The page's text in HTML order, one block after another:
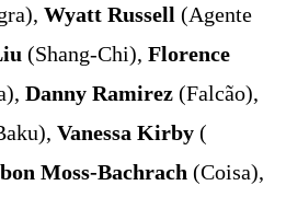
Wyatt Russell (Agente
(Shang-Chi), Florence
Danny Ramirez (Falcão),
Vanessa Kirby (
Moss-Bachrach (Coisa),